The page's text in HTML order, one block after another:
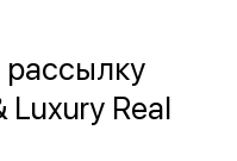
Luxury Real